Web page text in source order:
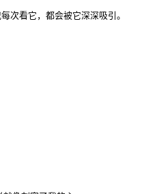
次看它，都会被它深深吸引。